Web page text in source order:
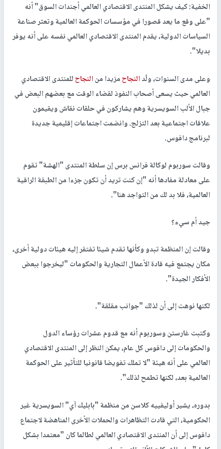
الخفية: كيف يشكل المنتدى الاقتصادي العالمي أجندات السوق" أنه
"على وقع ما يعد قصورا في مؤسسات الحوكمة العالمية وتعثر صناعة
السياسات الدولية، يقدم المنتدى الاقتصادي العالمي نفسه على أنه يوفر
بديلا".
وعلى مدى السنوات، ولّدالنجاحمزيدا منالنجاحللمنتدى الاقتصادي
العالمي حيث يسعى أصحاب النفوذ لقضاء الوقت مع بعضهم البعض في
جبال الألب السويسرية وهم يشاركون في حلقات نقاش ويقيمون
علاقات اجتماعية بعد التزلج. وانضمت اجتماعات إقليمية جديدة
لبرنامج دافوس.
وقالت سوربوم لوكالة فرانس برس إن سلطة المنتدى "الهشة" تقوم
على معادلة مفادها أنه "إن كنت تريد أن تكون جزءا من الطبقة الراقية
العالمية، فلا بد لك من التواجد هنا".
جيد أم سيء؟
وقالت إن المنظمة تبدو وكأنها تقدم شيئا تفتقر إليه هيئات دولية أخرى،
مكان يجتمع فيه قادة الأعمال التجارية والحكومات "ليخرجوا ببعض
الأفكار الجيدة".
لكنها نوهت إلى أن لذلك "جوانب مقلقة".
وكتبت غارستن وسوربوم أنه مع قدوم عشرات رؤساء الدول
والحكومات إلى دافوس كل عام، يمكن النظر إلى المنتدى الاقتصادي
العالمي على أنه هيئة "لا تملك تفويضا قانونيا للتأثير على الحوكمة
العالمية بعد، لكنها تطمح لذلك".
بدوره، يشير أوليفييه كلاسن من منظمة "بابليك آي" السويسرية غير
الحكومية، التي قادت التظاهرات والحملات الأخرى المناهضة لاجتماع
دافوس إلى أن المنتدى الاقتصادي العالمي لطالما كان "معتمدا بشكل